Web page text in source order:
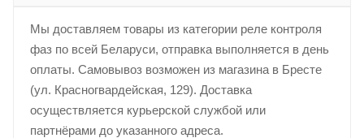
Мы доставляем товары из категории реле контроля
фаз по всей Беларуси, отправка выполняется в день
оплаты. Самовывоз возможен из магазина в Бресте
(ул. Красногвардейская, 129). Доставка
осуществляется курьерской службой или
партнёрами до указанного адреса.